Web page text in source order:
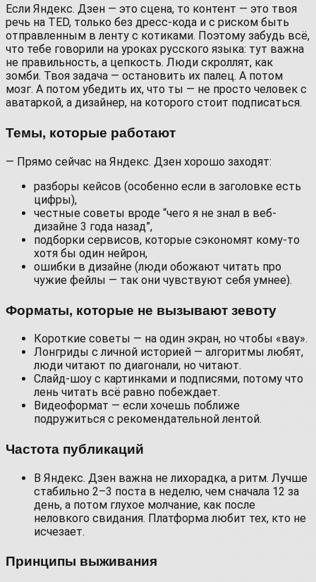
Если Яндекс. Дзен — это сцена, то контент — это твоя
речь на TED, только без дресс-кода и с риском быть
отправленным в ленту с котиками. Поэтому забудь всё,
что тебе говорили на уроках русского языка: тут важна
не правильность, а цепкость. Люди скроллят, как
зомби. Твоя задача — остановить их палец. А потом
мозг. А потом убедить их, что ты — не просто человек с
аватаркой, а дизайнер, на которого стоит подписаться.
Темы, которые работают
— Прямо сейчас на Яндекс. Дзен хорошо заходят:
разборы кейсов (особенно если в заголовке есть
цифры),
честные советы вроде “чего я не знал в веб-
дизайне 3 года назад”,
подборки сервисов, которые сэкономят кому-то
хотя бы один нейрон,
ошибки в дизайне (люди обожают читать про
чужие фейлы — так они чувствуют себя умнее).
Форматы, которые не вызывают зевоту
Короткие советы — на один экран, но чтобы «вау».
Лонгриды с личной историей — алгоритмы любят,
люди читают по диагонали, но читают.
Слайд-шоу с картинками и подписями, потому что
лень читать всё равно побеждает.
Видеоформат — если хочешь поближе
подружиться с рекомендательной лентой.
Частота публикаций
В Яндекс. Дзен важна не лихорадка, а ритм. Лучше
стабильно 2–3 поста в неделю, чем сначала 12 за
день, а потом глухое молчание, как после
неловкого свидания. Платформа любит тех, кто не
исчезает.
Принципы выживания